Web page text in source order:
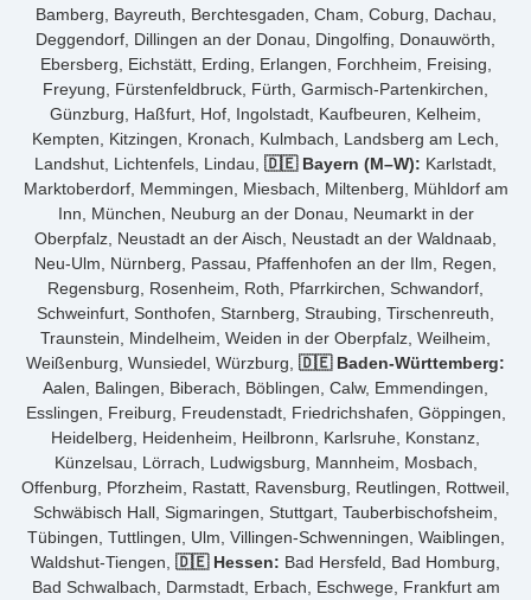
Bamberg, Bayreuth, Berchtesgaden, Cham, Coburg, Dachau,
Deggendorf, Dillingen an der Donau, Dingolfing, Donauwörth,
Ebersberg, Eichstätt, Erding, Erlangen, Forchheim, Freising,
Freyung, Fürstenfeldbruck, Fürth, Garmisch-Partenkirchen,
Günzburg, Haßfurt, Hof, Ingolstadt, Kaufbeuren, Kelheim,
Kempten, Kitzingen, Kronach, Kulmbach, Landsberg am Lech,
Landshut, Lichtenfels, Lindau, 🇩🇪 Bayern (M–W): Karlstadt,
Marktoberdorf, Memmingen, Miesbach, Miltenberg, Mühldorf am
Inn, München, Neuburg an der Donau, Neumarkt in der
Oberpfalz, Neustadt an der Aisch, Neustadt an der Waldnaab,
Neu-Ulm, Nürnberg, Passau, Pfaffenhofen an der Ilm, Regen,
Regensburg, Rosenheim, Roth, Pfarrkirchen, Schwandorf,
Schweinfurt, Sonthofen, Starnberg, Straubing, Tirschenreuth,
Traunstein, Mindelheim, Weiden in der Oberpfalz, Weilheim,
Weißenburg, Wunsiedel, Würzburg, 🇩🇪 Baden-Württemberg:
Aalen, Balingen, Biberach, Böblingen, Calw, Emmendingen,
Esslingen, Freiburg, Freudenstadt, Friedrichshafen, Göppingen,
Heidelberg, Heidenheim, Heilbronn, Karlsruhe, Konstanz,
Künzelsau, Lörrach, Ludwigsburg, Mannheim, Mosbach,
Offenburg, Pforzheim, Rastatt, Ravensburg, Reutlingen, Rottweil,
Schwäbisch Hall, Sigmaringen, Stuttgart, Tauberbischofsheim,
Tübingen, Tuttlingen, Ulm, Villingen-Schwenningen, Waiblingen,
Waldshut-Tiengen, 🇩🇪 Hessen: Bad Hersfeld, Bad Homburg,
Bad Schwalbach, Darmstadt, Erbach, Eschwege, Frankfurt am